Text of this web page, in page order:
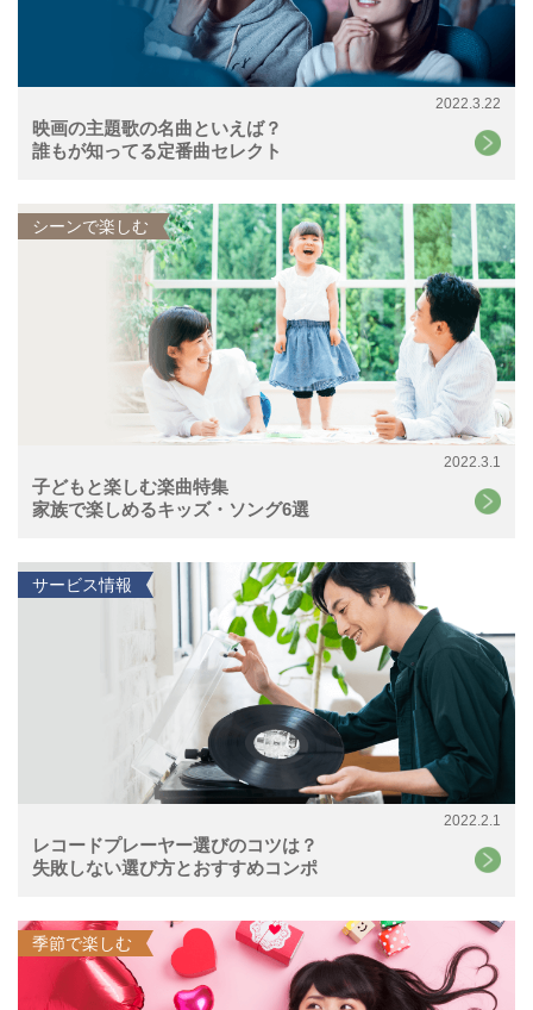
2022.3.22
映画の主題歌の名曲といえば？
誰もが知ってる定番曲セレクト
2022.3.1
子どもと楽しむ楽曲特集
家族で楽しめるキッズ・ソング6選
シーンで楽しむ
2022.2.1
レコードプレーヤー選びのコツは？
失敗しない選び方とおすすめコンポ
サービス情報
季節で楽しむ